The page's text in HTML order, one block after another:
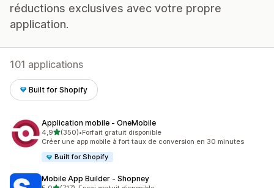
réductions exclusives avec votre propre
application.
101 applications
Built for Shopify
Application mobile ‑ OneMobile
4,9étoile(s) sur 5
(350)
350 avis au total
•Forfait gratuit disponible
Créer une app mobile à fort taux de conversion en 30 minutes
Built for Shopify
Mobile App Builder ‑ Shopney